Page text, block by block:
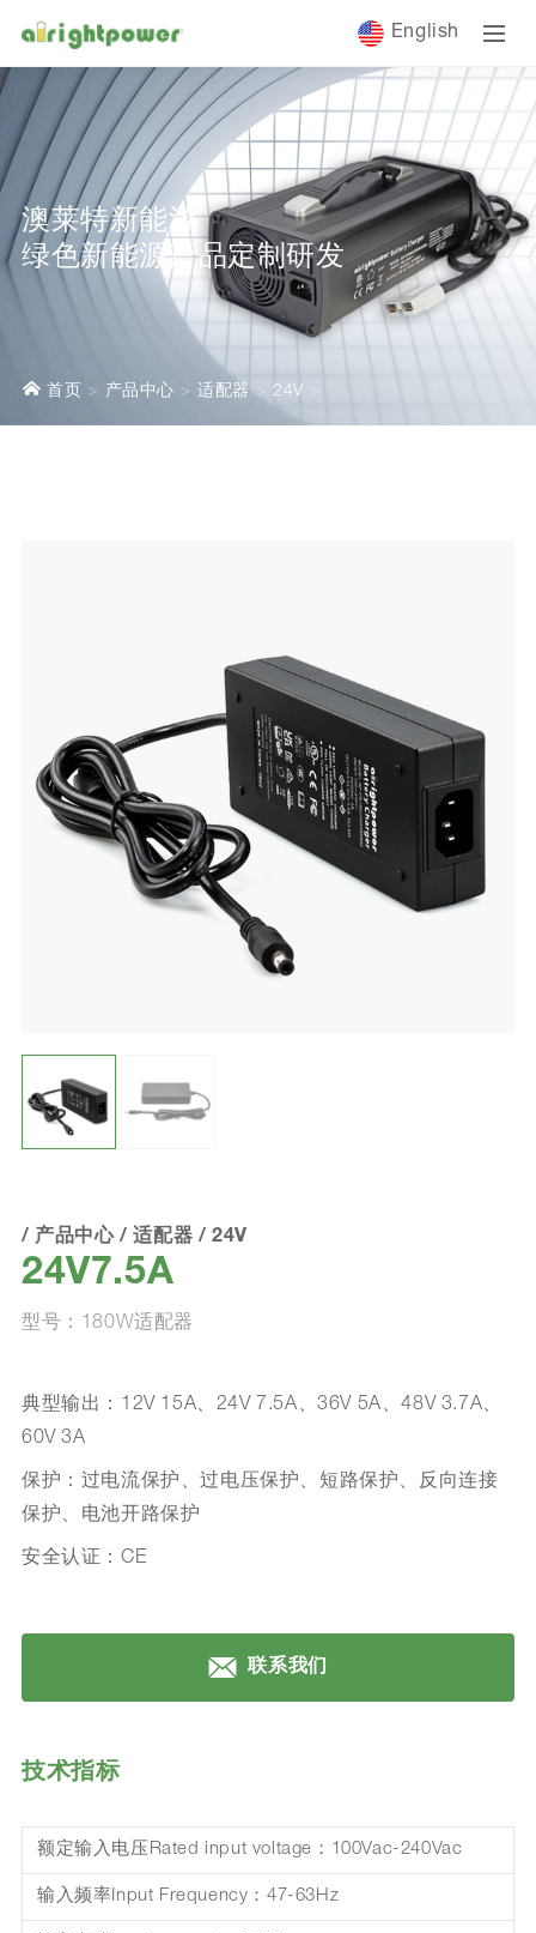
English
澳莱特新能源
绿色新能源产品定制研发
首页 产品中心 适配器 24V
/产品中心/适配器 / 24V
24V7.5A
型号：180W适配器
典型输出：12V 15A、24V 7.5A、36V 5A、48V 3.7A、
60V 3A
保护：过电流保护、过电压保护、短路保护、反向连接
保护、电池开路保护
安全认证：CE
联系我们
技术指标
额定输入电压Rated input voltage：100Vac-240Vac
输入频率Input Frequency：47-63Hz